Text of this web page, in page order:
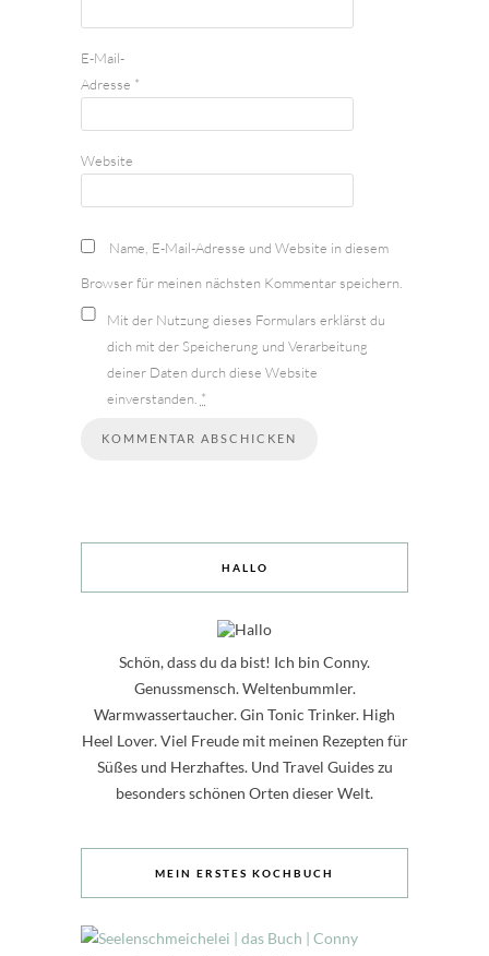
E-Mail-
Adresse *
Website
Name, E-Mail-Adresse und Website in diesem
Browser für meinen nächsten Kommentar speichern.
Mit der Nutzung dieses Formulars erklärst du
dich mit der Speicherung und Verarbeitung
deiner Daten durch diese Website
einverstanden. *
HALLO
Schön, dass du da bist! Ich bin Conny.
Genussmensch. Weltenbummler.
Warmwassertaucher. Gin Tonic Trinker. High
Heel Lover. Viel Freude mit meinen Rezepten für
Süßes und Herzhaftes. Und Travel Guides zu
besonders schönen Orten dieser Welt.
MEIN ERSTES KOCHBUCH